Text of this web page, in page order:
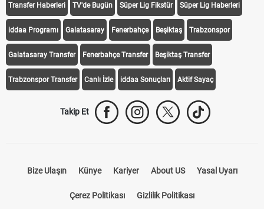
Transfer Haberleri TV'de Bugün Süper Lig Fikstür Süper Lig Haberleri
iddaa Programı Galatasaray Fenerbahçe Beşiktaş Trabzonspor
Galatasaray Transfer Fenerbahçe Transfer Beşiktaş Transfer
Trabzonspor Transfer Canlı İzle iddaa Sonuçları Aktif Sayaç
Takip Et
Bize Ulaşın Künye Kariyer About US Yasal Uyarı
Çerez Politikası Gizlilik Politikası